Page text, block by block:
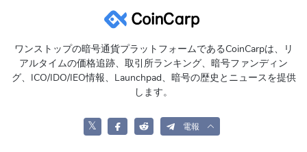
ワンストップの暗号通貨プラットフォームであるCoinCarpは、リ
アルタイムの価格追跡、取引所ランキング、暗号ファンディン
グ、ICO/IDO/IEO情報、Launchpad、暗号の歴史とニュースを提供
します。
𝕏 電報